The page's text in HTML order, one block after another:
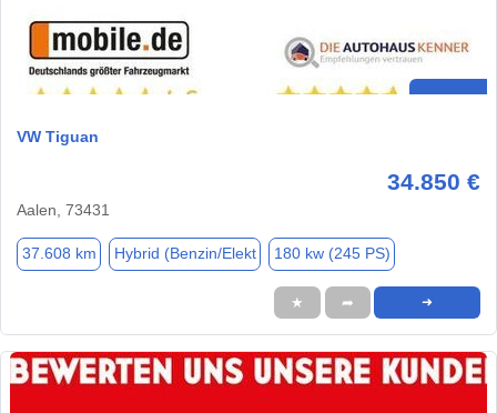
VW Tiguan
34.850 €
Aalen, 73431
37.608 km Hybrid (Benzin/Elekt 180 kw (245 PS)
★ ➦ ➜